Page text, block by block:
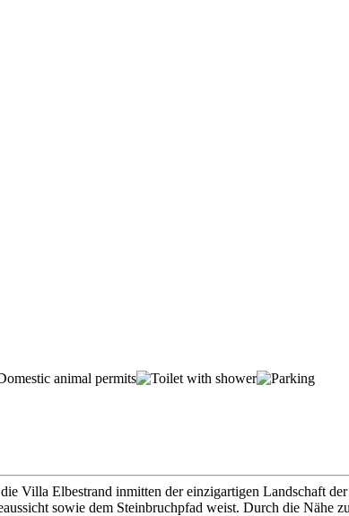
Villa Elbestrand inmitten der einzigartigen Landschaft
sowie dem Steinbruchpfad weist. Durch die Nähe